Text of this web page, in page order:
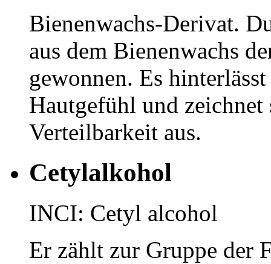
Bienenwachs-Derivat.
aus dem Bienenwachs
gewonnen. Es
Hautgefühl und zeichnet
Verteilbarkeit aus.
Cetylalkohol
INCI: Cetyl alcohol
Er zählt zur Gruppe der